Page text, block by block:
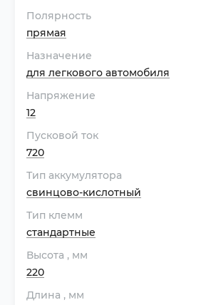
Полярность
прямая
Назначение
для легкового автомобиля
Напряжение
12
Пусковой ток
720
Тип аккумулятора
свинцово-кислотный
Тип клемм
стандартные
Высота , мм
220
Длина , мм